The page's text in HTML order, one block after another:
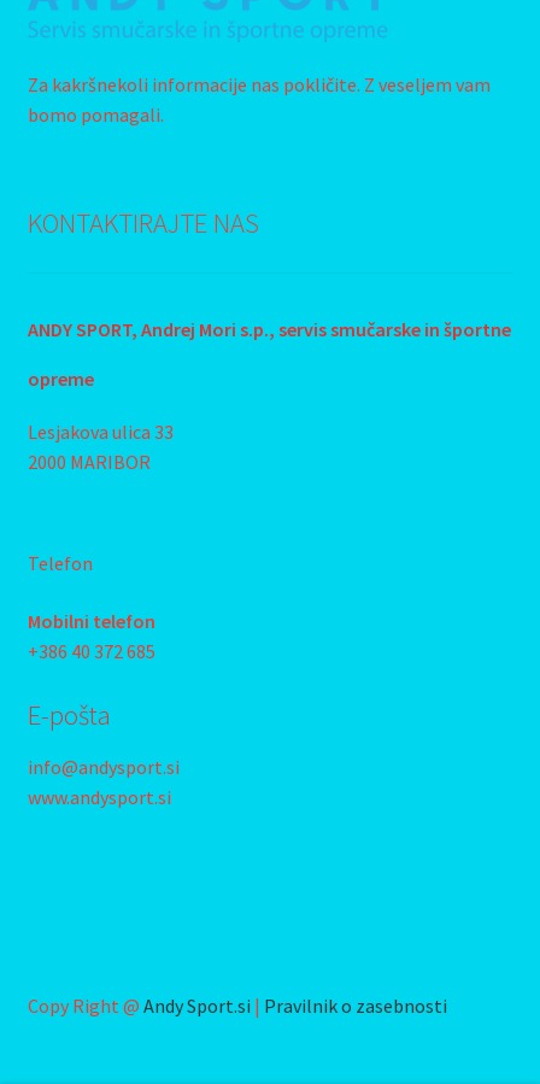
Za kakršnekoli informacije nas pokličite. Z veseljem vam
bomo pomagali.
KONTAKTIRAJTE NAS
ANDY SPORT, Andrej Mori s.p., servis smučarske in športne
opreme
Lesjakova ulica 33
2000 MARIBOR
Telefon
Mobilni telefon
+386 40 372 685
E-pošta
info@andysport.si
www.andysport.si
Copy Right @ Andy Sport.si | Pravilnik o zasebnosti